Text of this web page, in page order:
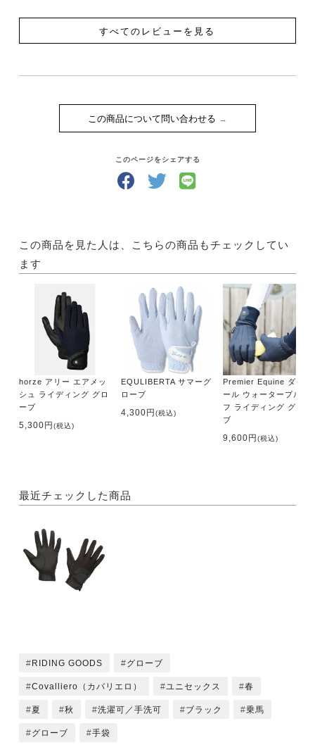
すべてのレビューを見る
この商品について問い合わせる
このページをシェアする
この商品を見た人は、こちらの商品もチェックしてい
ます
horze アリー エアメッ
シュ ライディング グロ
ーブ
5,300円(税込)
EQULIBERTA サマーグ
ローブ
4,300円(税込)
Premier Equine ダジュ
ール ウォータープルー
フ ライディング グロー
ブ
9,600円(税込)
最近チェックした商品
RIDING GOODS グローブ
Covalliero（カバリエロ） ユニセックス 春
夏 秋 洗濯可／手洗可 ブラック 乗馬
グローブ 手袋